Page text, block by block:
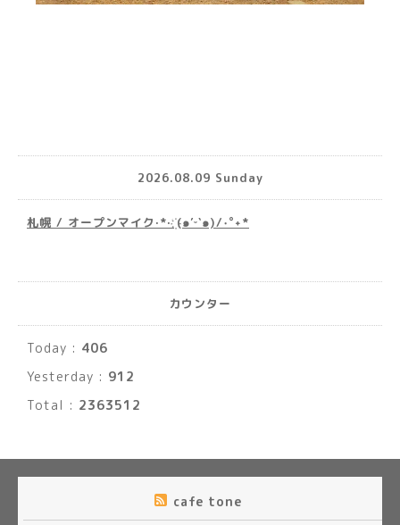
2026.08.09 Sunday
札幌 / オープンマイク·*· ҉(๑′ᵕ‵๑)/‧˚︎˖*
カウンター
Today : 406
Yesterday : 912
Total : 2363512
cafe tone